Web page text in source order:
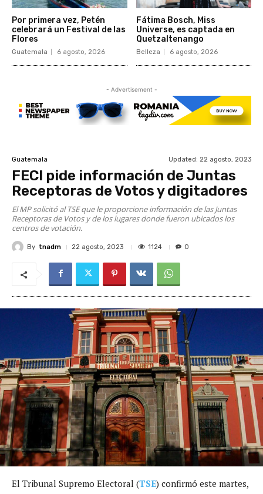
Por primera vez, Petén
celebrará un Festival de las
Flores
Guatemala 6 agosto, 2026
Fátima Bosch, Miss
Universe, es captada en
Quetzaltenango
Belleza 6 agosto, 2026
- Advertisement -